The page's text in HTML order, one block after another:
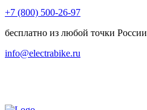
+7 (800) 500-26-97
бесплатно из любой точки России
info@electrabike.ru